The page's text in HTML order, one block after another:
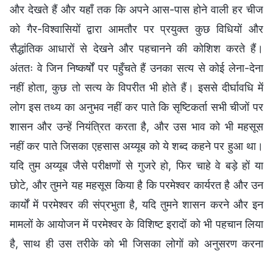
और देखते हैं और यहाँ तक कि अपने आस-पास होने वाली हर चीज
को गैर-विश्वासियों द्वारा आमतौर पर प्रयुक्त कुछ विधियों और
सैद्धांतिक आधारों से देखने और पहचानने की कोशि‍श करते हैं।
अंततः वे जिन निष्कर्षों पर पहुँचते हैं उनका सत्य से कोई लेना-देना
नहीं होता, कुछ तो सत्य के विपरीत भी होते हैं। इससे दीर्घावधि‍ में
लोग इस तथ्य का अनुभव नहीं कर पाते कि सृष्टिकर्ता सभी चीजों पर
शासन और उन्हें नियंत्रित करता है, और उस भाव को भी महसूस
नहीं कर पाते जि‍सका एहसास अय्यूब को ये शब्द कहने पर हुआ था।
यदि तुम अय्यूब जैसे परीक्षणों से गुजरे हो, फिर चाहे वे बड़े हों या
छोटे, और तुमने यह महसूस किया है कि परमेश्वर कार्यरत है और उन
कार्यों में परमेश्वर की संप्रभुता है, यदि तुमने शासन करने और इन
मामलों के आयोजन में परमेश्वर के विशिष्ट इरादों को भी पहचान लिया
है, साथ ही उस तरीके को भी जिसका लोगों को अनुसरण करना